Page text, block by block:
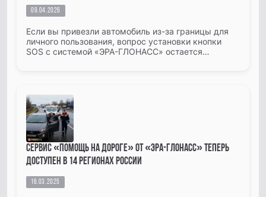
09.04.2026
Если вы привезли автомобиль из-за границы для
личного пользования, вопрос установки кнопки
SOS с системой «ЭРА-ГЛОНАСС» остается
Сервис «Помощь на дороге» от «ЭРА-ГЛОНАСС» теперь
доступен в 14 регионах России
16.03.2025